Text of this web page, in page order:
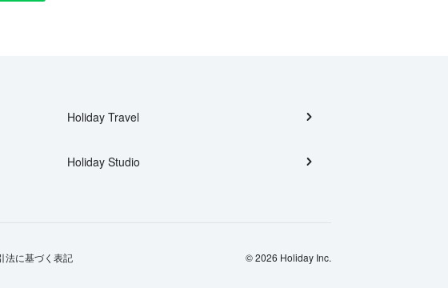
Holiday Travel
Holiday Studio
法に基づく表記 © 2026 Holiday Inc.